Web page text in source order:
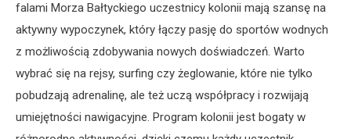
falami Morza Bałtyckiego uczestnicy kolonii mają szansę na
aktywny wypoczynek, który łączy pasję do sportów wodnych
z możliwością zdobywania nowych doświadczeń. Warto
wybrać się na rejsy, surfing czy żeglowanie, które nie tylko
pobudzają adrenalinę, ale też uczą współpracy i rozwijają
umiejętności nawigacyjne. Program kolonii jest bogaty w